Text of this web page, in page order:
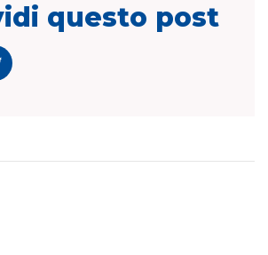
questo post